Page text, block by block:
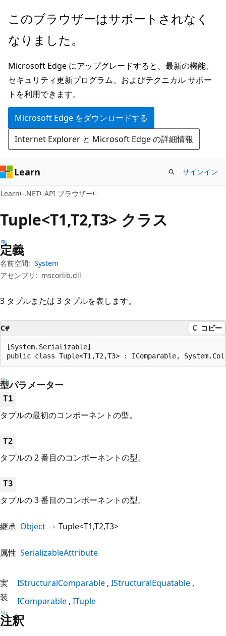
メ
ン
ン
テ
ン
ツ
に
ス
キ
ッ
プ
ペ
ジ
ナ
ビ
ゲ
ー
シ
ョ
ン
に
ス
キ
ッ
プ
このブラウザーはサポートされなく
なりました。
Microsoft Edge にアップグレードすると、最新の機能、
セキュリティ更新プログラム、およびテクニカル サポー
トを利用できます。
Microsoft Edge をダウンロードする
Internet Explorer と Microsoft Edge の詳細情報
Learn サインイン
Learn .NET API ブラウザー
Tuple<T1,T2,T3> クラス
定義
名前空間: System
アセンブリ: mscorlib.dll
3 タプルまたは 3 タプルを表します。
C# コピー
[System.Serializable]
public class Tuple<T1,T2,T3> : IComparable,
型パラメーター
T1
タプルの最初のコンポーネントの型。
T2
タプルの 2 番目のコンポーネントの型。
T3
タプルの 3 番目のコンポーネントの型。
継承 Object Tuple<T1,T2,T3>
属性 SerializableAttribute
実
装
IStructuralComparable IStructuralEquatable
IComparable ITuple
注釈